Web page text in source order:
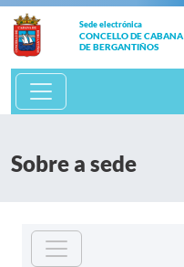
Sede electrónica
CONCELLO DE CABANA
DE BERGANTIÑOS
Sobre a sede